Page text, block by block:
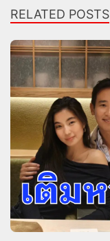
RELATED POSTS